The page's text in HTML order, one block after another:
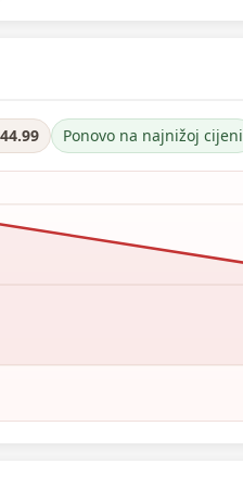
Ponovo na najnižoj cijeni